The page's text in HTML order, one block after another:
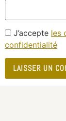
J’accepte les
confidentialité